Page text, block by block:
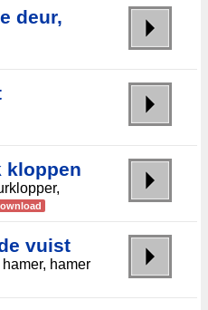
deur,
kloppen
vuist
hamer